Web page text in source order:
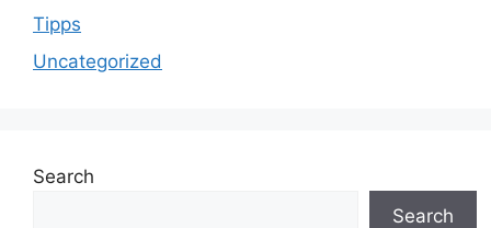
Tipps
Uncategorized
Search
Search